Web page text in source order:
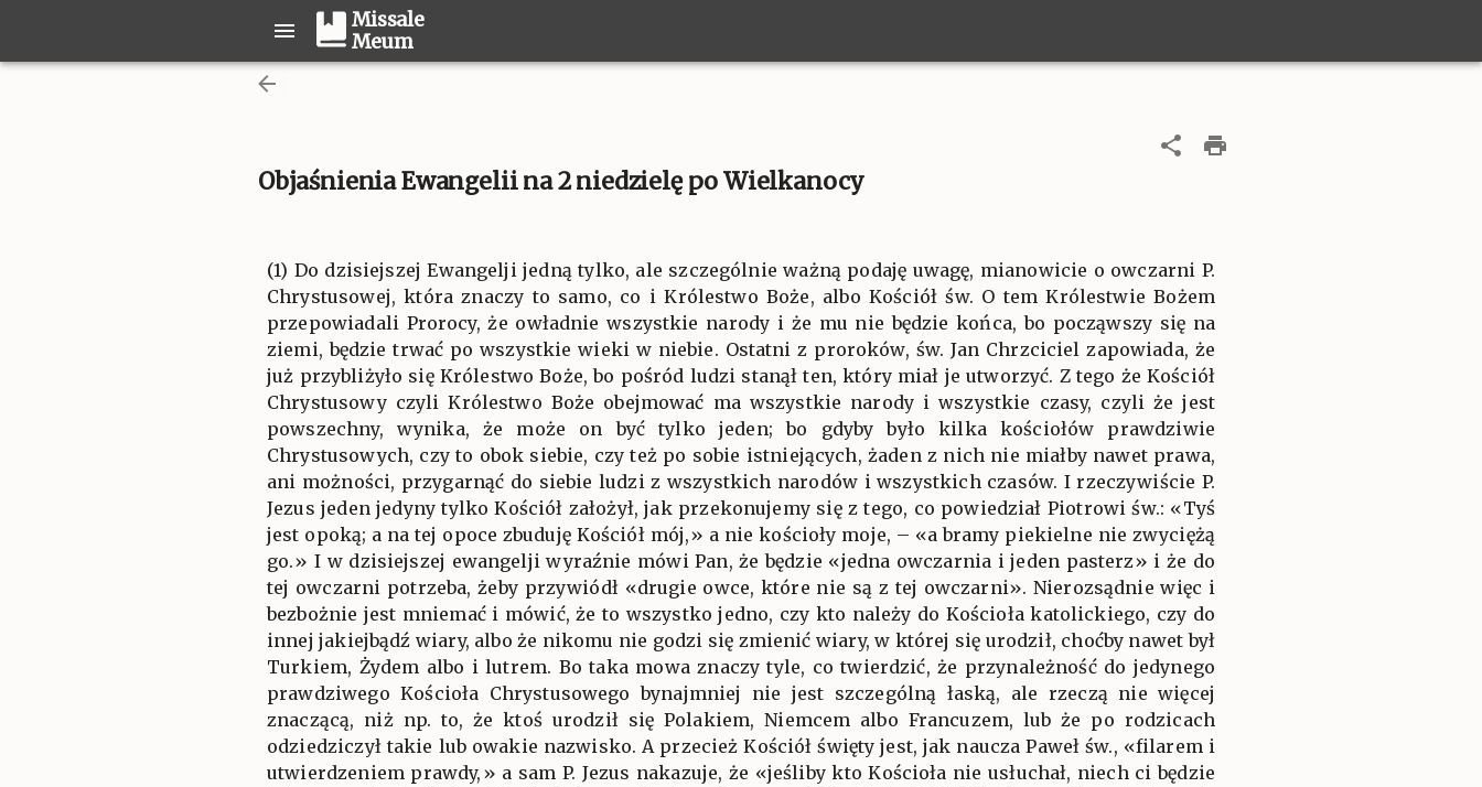
Missale
Meum
Objaśnienia Ewangelii na 2 niedzielę po Wielkanocy
(1) Do dzisiejszej Ewangelji jedną tylko, ale szczególnie ważną podaję uwagę, mianowicie o owczarni P.
Chrystusowej, która znaczy to samo, co i Królestwo Boże, albo Kościół św. O tem Królestwie Bożem
przepowiadali Prorocy, że owładnie wszystkie narody i że mu nie będzie końca, bo począwszy się na
ziemi, będzie trwać po wszystkie wieki w niebie. Ostatni z proroków, św. Jan Chrzciciel zapowiada, że
już przybliżyło się Królestwo Boże, bo pośród ludzi stanął ten, który miał je utworzyć. Z tego że Kościół
Chrystusowy czyli Królestwo Boże obejmować ma wszystkie narody i wszystkie czasy, czyli że jest
powszechny, wynika, że może on być tylko jeden; bo gdyby było kilka kościołów prawdziwie
Chrystusowych, czy to obok siebie, czy też po sobie istniejących, żaden z nich nie miałby nawet prawa,
ani możności, przygarnąć do siebie ludzi z wszystkich narodów i wszystkich czasów. I rzeczywiście P.
Jezus jeden jedyny tylko Kościół założył, jak przekonujemy się z tego, co powiedział Piotrowi św.: «Tyś
jest opoką; a na tej opoce zbuduję Kościół mój,» a nie kościoły moje, – «a bramy piekielne nie zwyciężą
go.» I w dzisiejszej ewangelji wyraźnie mówi Pan, że będzie «jedna owczarnia i jeden pasterz» i że do
tej owczarni potrzeba, żeby przywiódł «drugie owce, które nie są z tej owczarni». Nierozsądnie więc i
bezbożnie jest mniemać i mówić, że to wszystko jedno, czy kto należy do Kościoła katolickiego, czy do
innej jakiejbądź wiary, albo że nikomu nie godzi się zmienić wiary, w której się urodził, choćby nawet był
Turkiem, Żydem albo i lutrem. Bo taka mowa znaczy tyle, co twierdzić, że przynależność do jedynego
prawdziwego Kościoła Chrystusowego bynajmniej nie jest szczególną łaską, ale rzeczą nie więcej
znaczącą, niż np. to, że ktoś urodził się Polakiem, Niemcem albo Francuzem, lub że po rodzicach
odziedziczył takie lub owakie nazwisko. A przecież Kościół święty jest, jak naucza Paweł św., «filarem i
utwierdzeniem prawdy,» a sam P. Jezus nakazuje, że «jeśliby kto Kościoła nie usłuchał, niech ci będzie